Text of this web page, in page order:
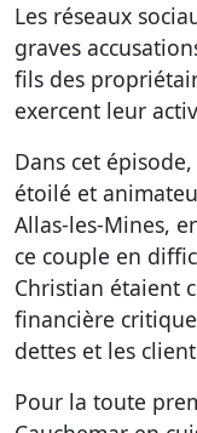
Les réseaux
graves
fils des
exercent leur
Dans cet
étoilé et
Allas-les-Mines,
ce couple en
Christian étaient
financière
dettes et les
Pour la toute